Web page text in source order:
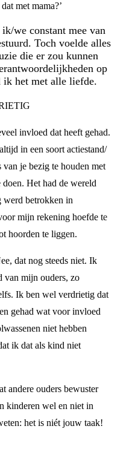
met mama?’
we constant mee van
Toch voelde alles
die er zou kunnen
op
ik het met alle liefde.
invloed dat heeft gehad.
in een soort actiestand/
van je bezig te houden met
Het had de wereld
werd betrokken in
mijn rekening hoefde te
hoorden te liggen.
dat nog steeds niet. Ik
van mijn ouders, zo
Ik ben wel verdrietig dat
gehad wat voor invloed
niet hebben
ik dat als kind niet
andere ouders bewuster
kinderen wel en niet in
het is niét jouw taak!